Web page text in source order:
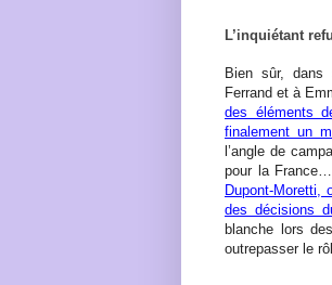
L’inquiétant
Bien sûr, dans
Ferrand et à
des éléments
finalement un
l’angle de
pour la
Dupont-Moretti,
des décisions
blanche lors
outrepasser le